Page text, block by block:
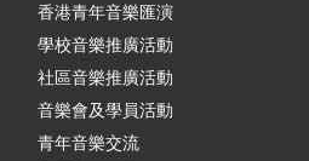
香港青年音樂匯演
學校音樂推廣活動
社區音樂推廣活動
音樂會及學員活動
青年音樂交流